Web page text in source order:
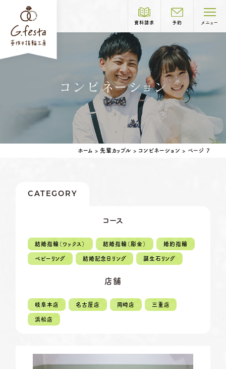
資料請求 予約 メニュー
制作コース紹介
COURSE
結婚指輪 婚約指輪
ペアリングはこちら
デザイン事例
お店を探す
資料請求
コンビネーション
ホーム > 先輩カップル > コンビネーション > ページ 7
CATEGORY
コース
結婚指輪（ワックス） 結婚指輪（彫金） 婚約指輪
ベビーリング 結婚記念日リング 誕生石リング
店舗
岐阜本店 名古屋店 岡崎店 三重店
浜松店
岐阜本店 TEL.058-265-2756
10:00〜18:30
※祝日の場合は営業
岡崎店 TEL.0564-74-8033
10:00〜18:30
三重店
※祝日の場合は営業